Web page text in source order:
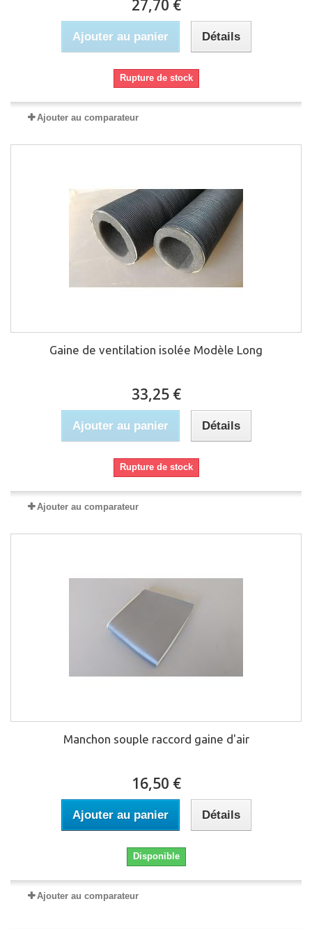
27,70 €
Ajouter au panier Détails
Rupture de stock
Ajouter au comparateur
Gaine de ventilation isolée Modèle Long
33,25 €
Ajouter au panier Détails
Rupture de stock
Ajouter au comparateur
Manchon souple raccord gaine d'air
16,50 €
Ajouter au panier Détails
Disponible
Ajouter au comparateur